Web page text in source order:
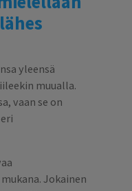
yleensä
muualla.
vaan se on
Jokainen